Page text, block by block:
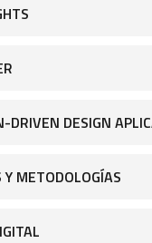
DRIVEN DESIGN
METODOLOGÍAS